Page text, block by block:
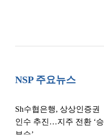
NSP 주요뉴스
Sh수협은행, 상상인증권
인수 추진…지주 전환 ‘승